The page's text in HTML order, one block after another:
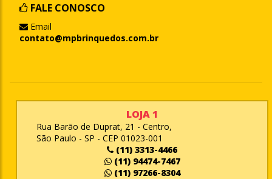
FALE CONOSCO
Email
contato@mpbrinquedos.com.br
LOJA 1
Rua Barão de Duprat, 21 - Centro,
São Paulo - SP - CEP 01023-001
(11) 3313-4466
(11) 94474-7467
(11) 97266-8304